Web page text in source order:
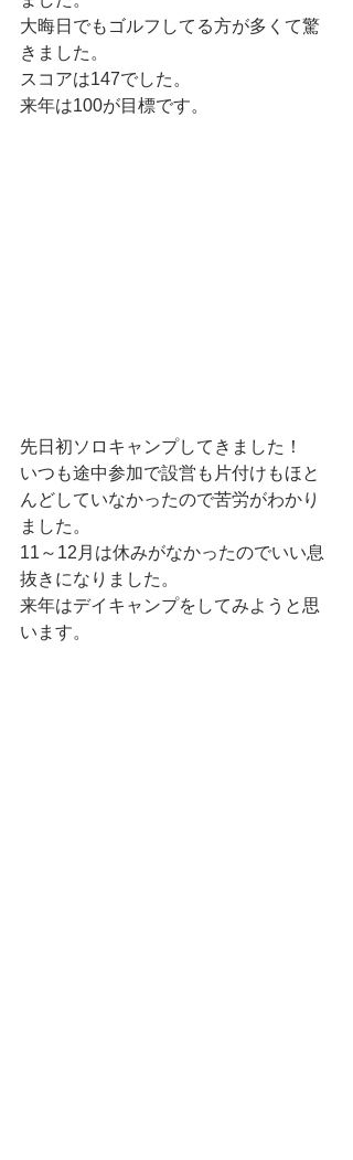
大晦日でもゴルフしてる方が多くて驚
きました。
スコアは147でした。
来年は100が目標です。
先日初ソロキャンプしてきました！
いつも途中参加で設営も片付けもほと
んどしていなかったので苦労がわかり
ました。
11～12月は休みがなかったのでいい息
抜きになりました。
来年はデイキャンプをしてみようと思
います。